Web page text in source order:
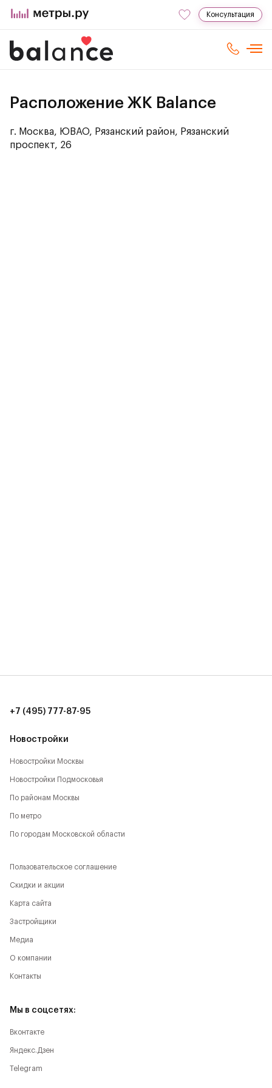
Консультация
Расположение ЖК Balance
г. Москва, ЮВАО, Рязанский район, Рязанский
проспект, 26
Новостройки
Новостройки Москвы
Новостройки Подмосковья
По районам Москвы
По метро
По городам Московской области
+7 (495) 777-87-95
Пользовательское соглашение
Скидки и акции
Карта сайта
Застройщики
Медиа
О компании
Контакты
Мы в соцсетях:
Вконтакте
Яндекс.Дзен
Telegram